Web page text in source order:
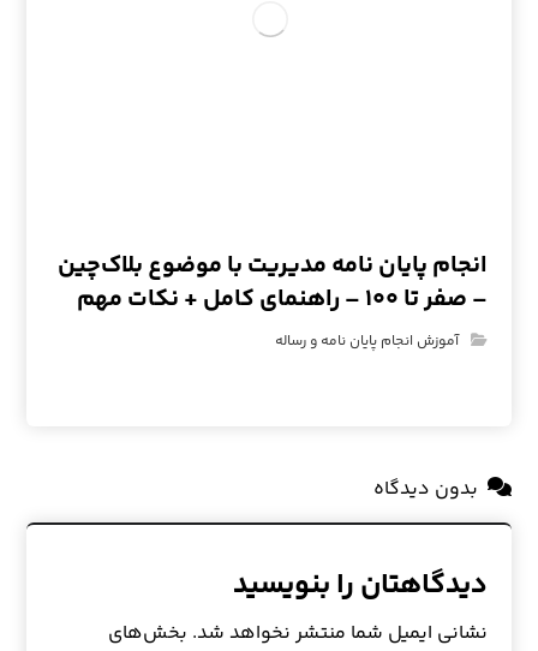
انجام پایان نامه مدیریت با موضوع بلاک‌چین
– صفر تا ۱۰۰ – راهنمای کامل + نکات مهم
آموزش انجام پایان نامه و رساله
بدون دیدگاه
دیدگاهتان را بنویسید
نشانی ایمیل شما منتشر نخواهد شد. بخش‌های